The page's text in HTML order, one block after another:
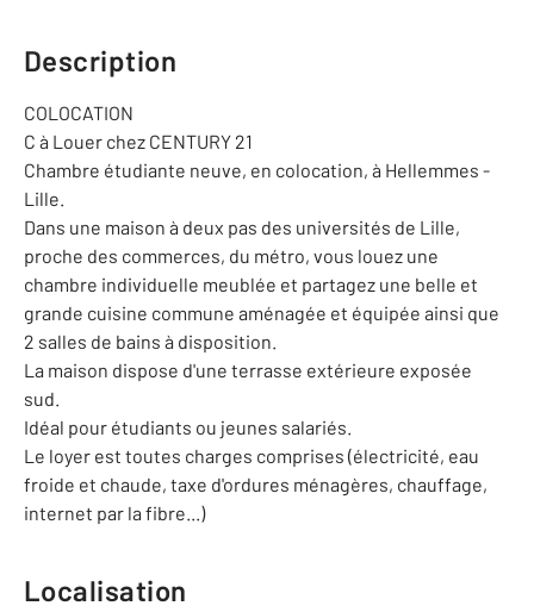
Description
COLOCATION
C à Louer chez CENTURY 21
Chambre étudiante neuve, en colocation, à Hellemmes -
Lille.
Dans une maison à deux pas des universités de Lille,
proche des commerces, du métro, vous louez une
chambre individuelle meublée et partagez une belle et
grande cuisine commune aménagée et équipée ainsi que
2 salles de bains à disposition.
La maison dispose d'une terrasse extérieure exposée
sud.
Idéal pour étudiants ou jeunes salariés.
Le loyer est toutes charges comprises (électricité, eau
froide et chaude, taxe d'ordures ménagères, chauffage,
internet par la fibre...)
Localisation